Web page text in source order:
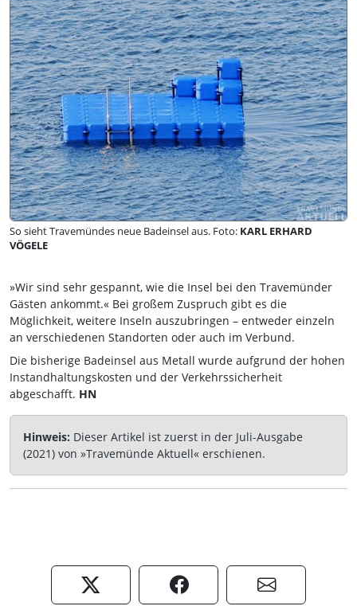
So sieht Travemündes neue Badeinsel aus. Foto: KARL ERHARD
VÖGELE
»Wir sind sehr gespannt, wie die Insel bei den Travemünder
Gästen ankommt.« Bei großem Zuspruch gibt es die
Möglichkeit, weitere Inseln auszubringen – entweder einzeln
an verschiedenen Standorten oder auch im Verbund.
Die bisherige Badeinsel aus Metall wurde aufgrund der hohen
Instandhaltungskosten und der Verkehrssicherheit
abgeschafft. HN
Hinweis: Dieser Artikel ist zuerst in der Juli-Ausgabe
(2021) von »Travemünde Aktuell« erschienen.